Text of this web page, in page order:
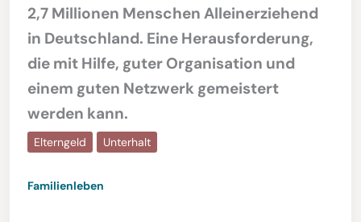
2,7 Millionen Menschen Alleinerziehend
in Deutschland. Eine Herausforderung,
die mit Hilfe, guter Organisation und
einem guten Netzwerk gemeistert
werden kann.
Elterngeld Unterhalt
Familienleben